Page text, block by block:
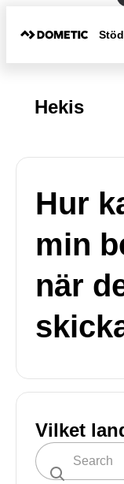
Stöd
Hekis
Hur
min
när
Vilket